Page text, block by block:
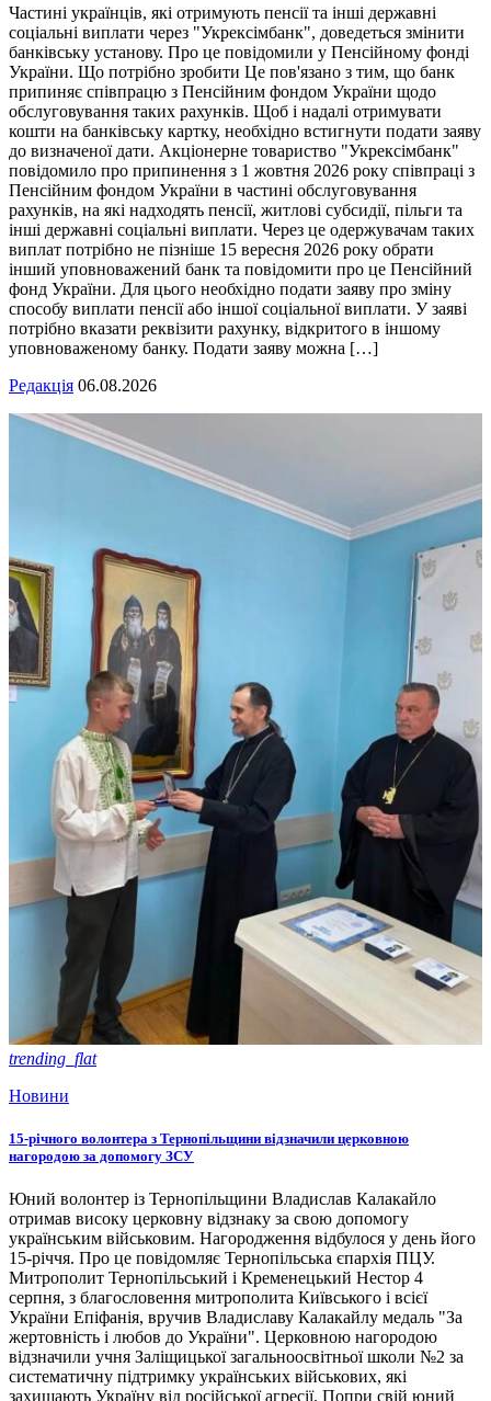
Частині українців, які отримують пенсії та інші державні
соціальні виплати через "Укрексімбанк", доведеться змінити
банківську установу. Про це повідомили у Пенсійному фонді
України. Що потрібно зробити Це пов'язано з тим, що банк
припиняє співпрацю з Пенсійним фондом України щодо
обслуговування таких рахунків. Щоб і надалі отримувати
кошти на банківську картку, необхідно встигнути подати заяву
до визначеної дати. Акціонерне товариство "Укрексімбанк"
повідомило про припинення з 1 жовтня 2026 року співпраці з
Пенсійним фондом України в частині обслуговування
рахунків, на які надходять пенсії, житлові субсидії, пільги та
інші державні соціальні виплати. Через це одержувачам таких
виплат потрібно не пізніше 15 вересня 2026 року обрати
інший уповноважений банк та повідомити про це Пенсійний
фонд України. Для цього необхідно подати заяву про зміну
способу виплати пенсії або іншої соціальної виплати. У заяві
потрібно вказати реквізити рахунку, відкритого в іншому
уповноваженому банку. Подати заяву можна […]
Редакція 06.08.2026
trending_flat
Новини
15-річного волонтера з Тернопільщини відзначили церковною
нагородою за допомогу ЗСУ
Юний волонтер із Тернопільщини Владислав Калакайло
отримав високу церковну відзнаку за свою допомогу
українським військовим. Нагородження відбулося у день його
15-річчя. Про це повідомляє Тернопільська єпархія ПЦУ.
Митрополит Тернопільський і Кременецький Нестор 4
серпня, з благословення митрополита Київського і всієї
України Епіфанія, вручив Владиславу Калакайлу медаль "За
жертовність і любов до України". Церковною нагородою
відзначили учня Заліщицької загальноосвітньої школи №2 за
систематичну підтримку українських військових, які
захищають Україну від російської агресії. Попри свій юний